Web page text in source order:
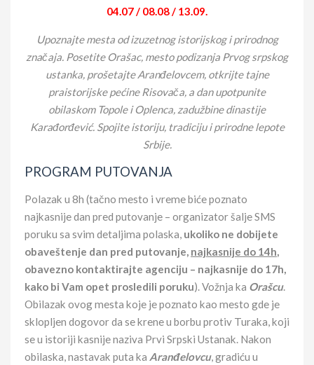
04.07 / 08.08 / 13.09.
Upoznajte mesta od izuzetnog istorijskog i prirodnog
značaja. Posetite Orašac, mesto podizanja Prvog srpskog
ustanka, prošetajte Aranđelovcem, otkrijte tajne
praistorijske pećine Risovača, a dan upotpunite
obilaskom Topole i Oplenca, zadužbine dinastije
Karađorđević. Spojite istoriju, tradiciju i prirodne lepote
Srbije.
PROGRAM PUTOVANJA
Polazak u 8h (tačno mesto i vreme biće poznato
najkasnije dan pred putovanje – organizator šalje SMS
poruku sa svim detaljima polaska, ukoliko ne dobijete
obaveštenje dan pred putovanje, najkasnije do 14h,
obavezno kontaktirajte agenciju – najkasnije do 17h,
kako bi Vam opet prosledili poruku). Vožnja ka Orašcu.
Obilazak ovog mesta koje je poznato kao mesto gde je
sklopljen dogovor da se krene u borbu protiv Turaka, koji
se u istoriji kasnije naziva Prvi Srpski Ustanak. Nakon
obilaska, nastavak puta ka Aranđelovcu, gradiću u